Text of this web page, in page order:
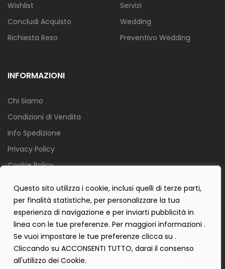
Questo sito utilizza i cookie, inclusi quelli di terze parti,
per finalità statistiche, per personalizzare la tua
esperienza di navigazione e per inviarti pubblicità in
linea con le tue preferenze. Per maggiori informazioni .
Se vuoi impostare le tue preferenze clicca su .
Cliccando su ACCONSENTI TUTTO, darai il consenso
all'utilizzo dei Cookie.
Wishlist
Concludi Acquisto
Richiesta Reso
Servizi
Wedding
Preventivo Wedding
INFORMAZIONI
Chi Siamo
Condizioni di Vendita
Info Spedizione
Privacy Policy
Cookie Policy
Copyright 2019 © Tecnostudio di Martellini Nicoletta
Powered with